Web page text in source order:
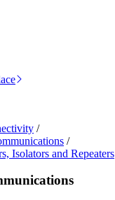
/
/
Isolators and Repeaters